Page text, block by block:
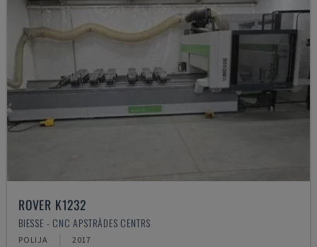
ROVER K1232
BIESSE - CNC APSTRĀDES CENTRS
POLIJA 2017